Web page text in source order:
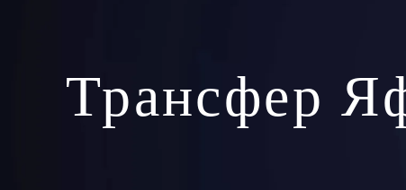
Трансфер